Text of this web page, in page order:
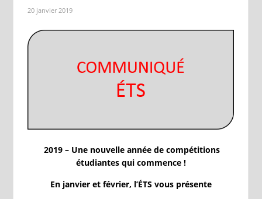
20 janvier 2019
2019 – Une nouvelle année de compétitions
étudiantes qui commence !
En janvier et février, l’ÉTS vous présente